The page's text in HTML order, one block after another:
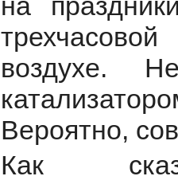
воздухе.
Вероятно,
Как